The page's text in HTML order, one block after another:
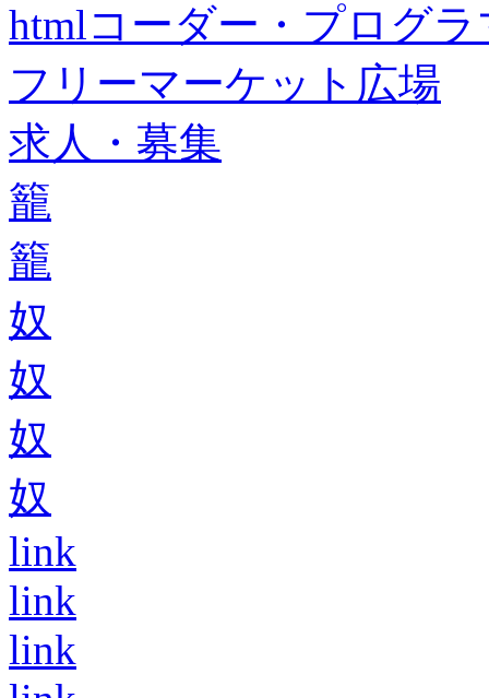
htmlコーダー・プログラ
フリーマーケット広場
求人・募集
籠
籠
奴
奴
奴
奴
link
link
link